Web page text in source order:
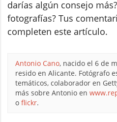
darías algún consejo
fotografías? Tus
completen este artículo.
Antonio Cano, nacido el 6 de
resido en Alicante. Fotógrafo
temáticos, colaborador en
más sobre Antonio en
o flickr.